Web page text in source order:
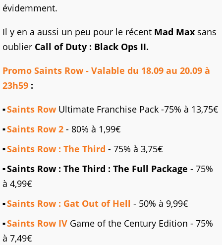
évidemment.
Il y en a aussi un peu pour le récent Mad Max sans
oublier Call of Duty : Black Ops II.
Promo Saints Row - Valable du 18.09 au 20.09 à
23h59 :
Saints Row Ultimate Franchise Pack -75% à 13,75€
Saints Row 2 - 80% à 1,99€
Saints Row : The Third - 75% à 3,75€
Saints Row : The Third : The Full Package - 75%
à 4,99€
Saints Row : Gat Out of Hell - 50% à 9,99€
Saints Row IV Game of the Century Edition - 75%
à 7,49€